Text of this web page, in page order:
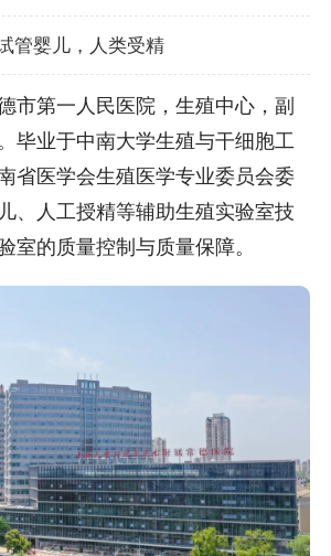
管婴儿，人类受精
第一人民医院，生殖中心，副
毕业于中南大学生殖与干细胞工
省医学会生殖医学专业委员会委
、人工授精等辅助生殖实验室技
室的质量控制与质量保障。